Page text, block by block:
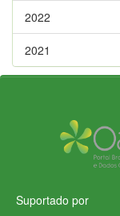
2022
2021
Suportado por